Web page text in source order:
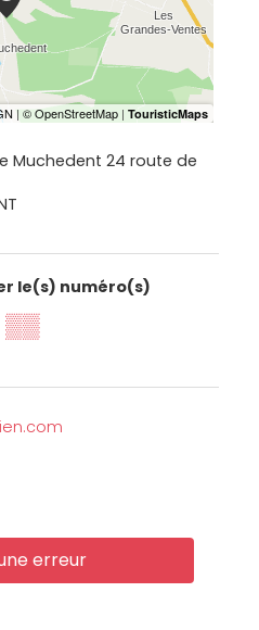
Muchedent 24 route de
le(s) numéro(s)
▒▒
erreur